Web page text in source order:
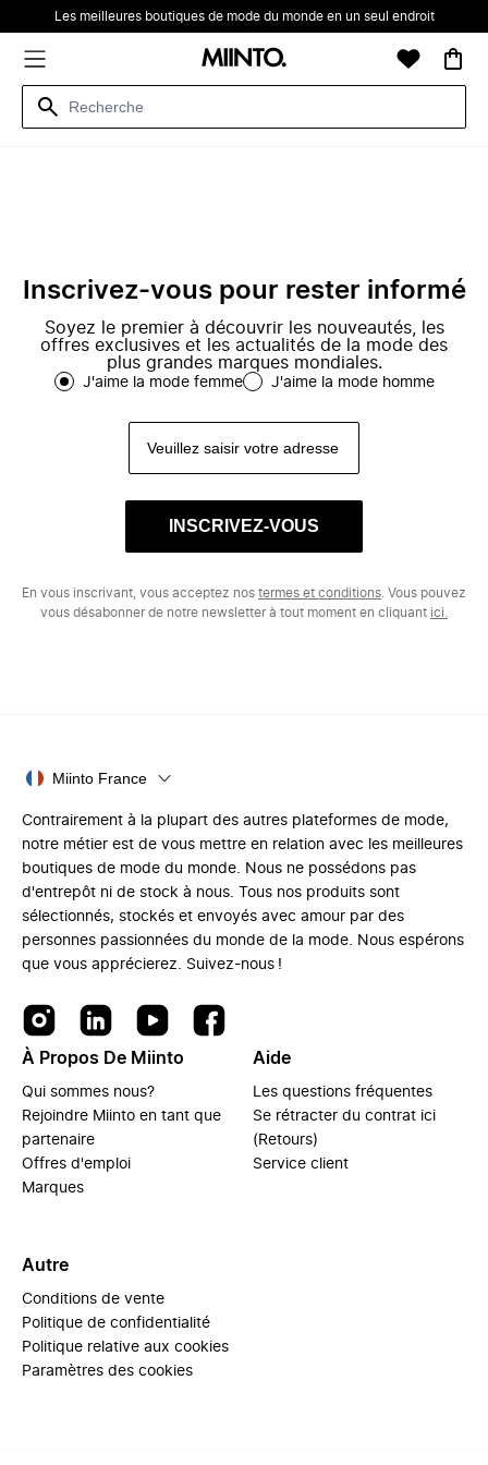
Les meilleures boutiques de mode du monde en un seul endroit
Inscrivez-vous pour rester informé
Soyez le premier à découvrir les nouveautés, les
offres exclusives et les actualités de la mode des
plus grandes marques mondiales.
J'aime la mode femme J'aime la mode homme
INSCRIVEZ-VOUS
En vous inscrivant, vous acceptez nos termes et conditions . Vous pouvez
vous désabonner de notre newsletter à tout moment en cliquant ici.
Miinto France
Contrairement à la plupart des autres plateformes de mode,
notre métier est de vous mettre en relation avec les meilleures
boutiques de mode du monde. Nous ne possédons pas
d'entrepôt ni de stock à nous. Tous nos produits sont
sélectionnés, stockés et envoyés avec amour par des
personnes passionnées du monde de la mode. Nous espérons
que vous apprécierez. Suivez-nous !
À Propos De Miinto
Qui sommes nous?
Rejoindre Miinto en tant que
partenaire
Offres d'emploi
Marques
Aide
Les questions fréquentes
Se rétracter du contrat ici
(Retours)
Service client
Autre
Conditions de vente
Politique de confidentialité
Politique relative aux cookies
Paramètres des cookies